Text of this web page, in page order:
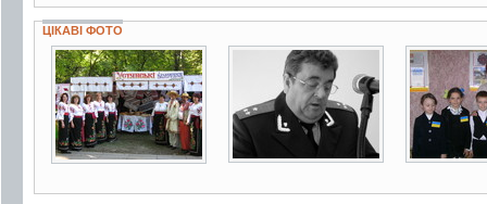
ЦІКАВІ ФОТО
31 фото 5 фото 4 фото